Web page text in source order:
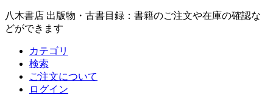
八木書店 出版物・古書目録：書籍のご注文や在庫の確認な
どができます
カテゴリ
検索
ご注文について
ログイン